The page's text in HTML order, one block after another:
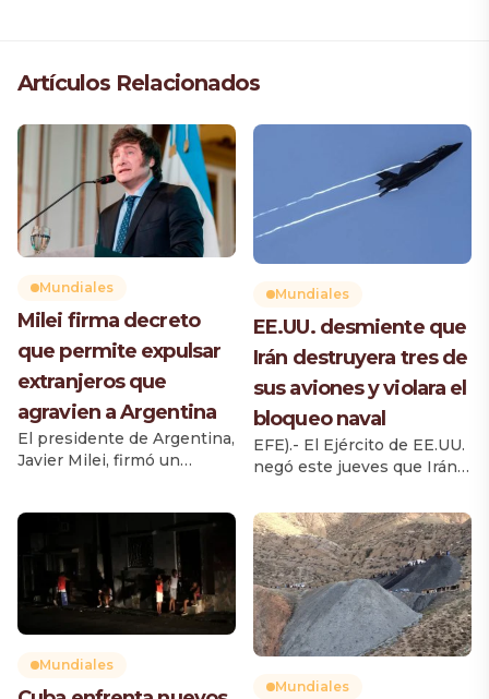
Artículos Relacionados
Mundiales
Milei firma decreto
que permite expulsar
extranjeros que
agravien a Argentina
El presidente de Argentina,
Javier Milei, firmó un
nuevas causas para impedir
el ingreso al país o cancelar
residencias de extranjeros
que hayan realizado
acciones consideradas
como agravios contra los
argentinos, su cultura o su
Mundiales
EE.UU. desmiente que
Irán destruyera tres de
sus aviones y violara el
bloqueo naval
EFE).- El Ejército de EE.UU.
negó este jueves que Irán
aviones caza F-35 en un
ataque a una base aérea de
Jordania, y que un
petrolero haya violado el
bloqueo naval a los puertos
iraníes, como han
reportado medios de la
República Islámica. El
Comando Central del
Mundiales
Mundiales